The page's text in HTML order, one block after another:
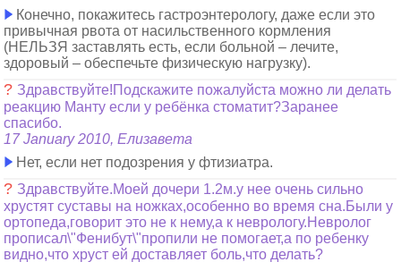
Конечно, покажитесь гастроэнтерологу, даже если это
привычная рвота от насильственного кормления
(НЕЛЬЗЯ заставлять есть, если больной – лечите,
здоровый – обеспечьте физическую нагрузку).
? Здравствуйте!Подскажите пожалуйста можно ли делать
реакцию Манту если у ребёнка стоматит?Заранее
спасибо.
17 January 2010, Елизавета
Нет, если нет подозрения у фтизиатра.
? Здравствуйте.Моей дочери 1.2м.у нее очень сильно
хрустят суставы на ножках,особенно во время сна.Были у
ортопеда,говорит это не к нему,а к неврологу.Невролог
прописал\"Фенибут\"пропили не помогает,а по ребенку
видно,что хруст ей доставляет боль,что делать?